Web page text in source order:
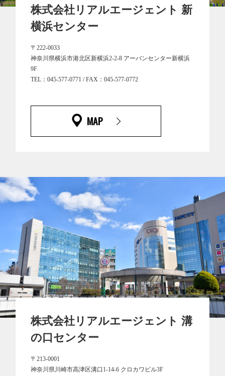
株式会社リアルエージェント 新
横浜センター
〒222-0033
神奈川県横浜市港北区新横浜2-2-8 アーバンセンター新横浜
9F
TEL：045-577-0771 / FAX：045-577-0772
MAP
株式会社リアルエージェント 溝
の口センター
〒213-0001
神奈川県川崎市高津区溝口1-14-6 クロカワビル3F